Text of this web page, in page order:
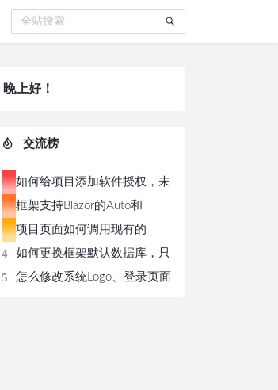
a>
晚上好！
交流榜
1
如何给项目添加软件授权，未
授权打开页面显示授权面板
2
框架支持Blazor的Auto和
Server两种模式，切换极其方
便
3
项目页面如何调用现有的
Restful的WebApi？
4
如何更换框架默认数据库，只
需三步操作即可更换
5
怎么修改系统Logo、登录页面